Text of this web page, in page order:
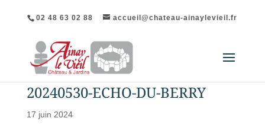
02 48 63 02 88 accueil@chateau-ainaylevieil.fr
20240530-ECHO-DU-BERRY
17 juin 2024